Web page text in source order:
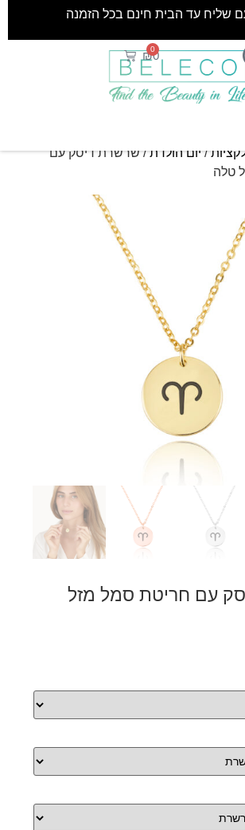
₪0
0
שליח עד הבית חינם בכל הזמנה
/יום הולדת/ שרשרת דיסק עם
טלה
עם חריטת סמל מזל